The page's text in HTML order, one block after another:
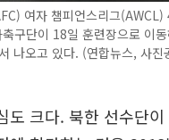
여자 챔피언스리그(AWCL)
구단이 18일 훈련장으로 이
나오고 있다. (연합뉴스, 사진
도 크다. 북한 선수단